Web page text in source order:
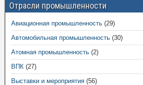
Отрасли промышленности
Авиационная промышленность (29)
Автомобильная промышленность (30)
Атомная промышленность (2)
ВПК (27)
Выставки и мероприятия (56)